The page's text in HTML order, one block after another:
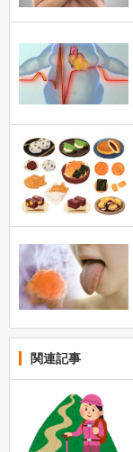
関連記事